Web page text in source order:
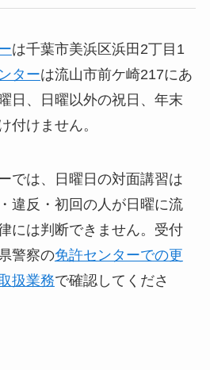
は千葉市美浜区浜田2丁目1
ターは流山市前ケ崎217にあ
日、日曜以外の祝日、年末
付けません。
では、日曜日の対面講習は
違反・初回の人が日曜に流
には判断できません。受付
警察の免許センターでの更
扱業務で確認してくださ